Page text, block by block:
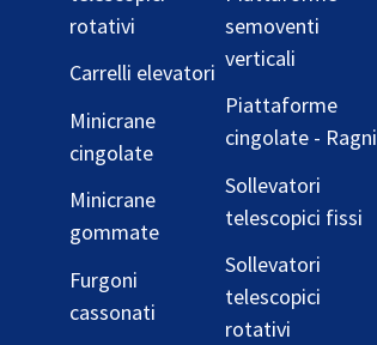
rotativi
Carrelli elevatori
Minicrane
cingolate
Minicrane
gommate
Furgoni
cassonati
semoventi
verticali
Piattaforme
cingolate - Ragni
Sollevatori
telescopici fissi
Sollevatori
telescopici
rotativi